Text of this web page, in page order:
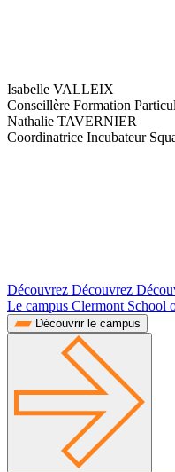
Isabelle VALLEIX
Conseillère Formation
Nathalie TAVERNIER
Coordinatrice Incubateur
Découvrez Découvrez
Le campus Clermont School
Découvrir le campus